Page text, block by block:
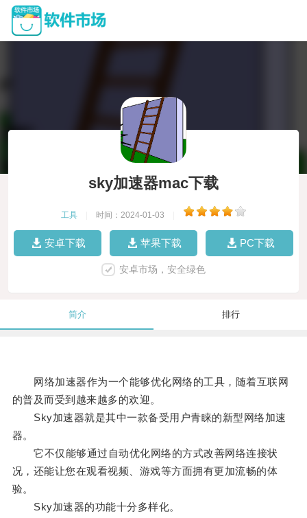
sky加速器mac下载
工具 时间：2024-01-03
安卓下载 苹果下载 PC下载
安卓市场，安全绿色
简介 排行
网络加速器作为一个能够优化网络的工具，随着互联网
的普及而受到越来越多的欢迎。
Sky加速器就是其中一款备受用户青睐的新型网络加速
器。
它不仅能够通过自动优化网络的方式改善网络连接状
况，还能让您在观看视频、游戏等方面拥有更加流畅的体
验。
Sky加速器的功能十分多样化。